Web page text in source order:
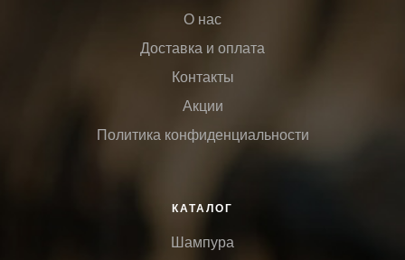
О нас
Доставка и оплата
Контакты
Акции
Политика конфиденциальности
КАТАЛОГ
Шампура